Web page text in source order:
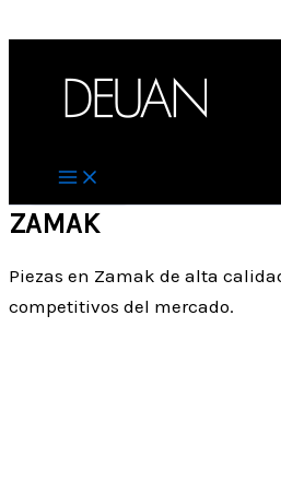
ZAMAK
Piezas en Zamak de alta
competitivos del mercado.